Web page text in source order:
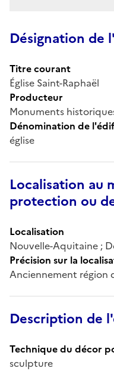
Désignation de
Titre courant
Église Saint-Raphaël
Producteur
Monuments
Dénomination de
église
Localisation au
protection ou
Localisation
Nouvelle-Aquitaine ;
Précision sur la
Anciennement région
Description de
Technique du décor
sculpture